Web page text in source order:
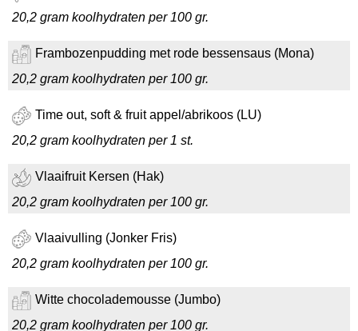
20,2 gram koolhydraten per 100 gr.
Frambozenpudding met rode bessensaus (Mona)
20,2 gram koolhydraten per 100 gr.
Time out, soft & fruit appel/abrikoos (LU)
20,2 gram koolhydraten per 1 st.
Vlaaifruit Kersen (Hak)
20,2 gram koolhydraten per 100 gr.
Vlaaivulling (Jonker Fris)
20,2 gram koolhydraten per 100 gr.
Witte chocolademousse (Jumbo)
20,2 gram koolhydraten per 100 gr.